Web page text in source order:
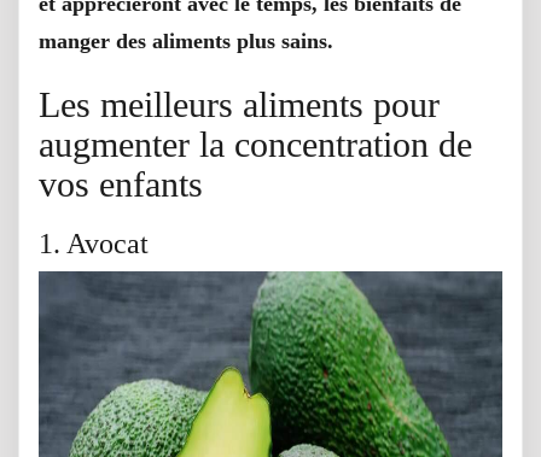
manger des aliments plus sains.
Les meilleurs aliments pour
augmenter la concentration de
vos enfants
1. Avocat